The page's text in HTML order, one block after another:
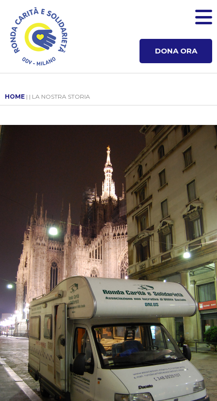
DONA ORA
HOME | | LA NOSTRA STORIA